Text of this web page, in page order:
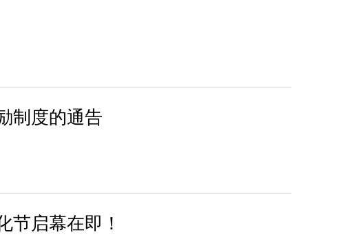
制度的通告
节启幕在即！